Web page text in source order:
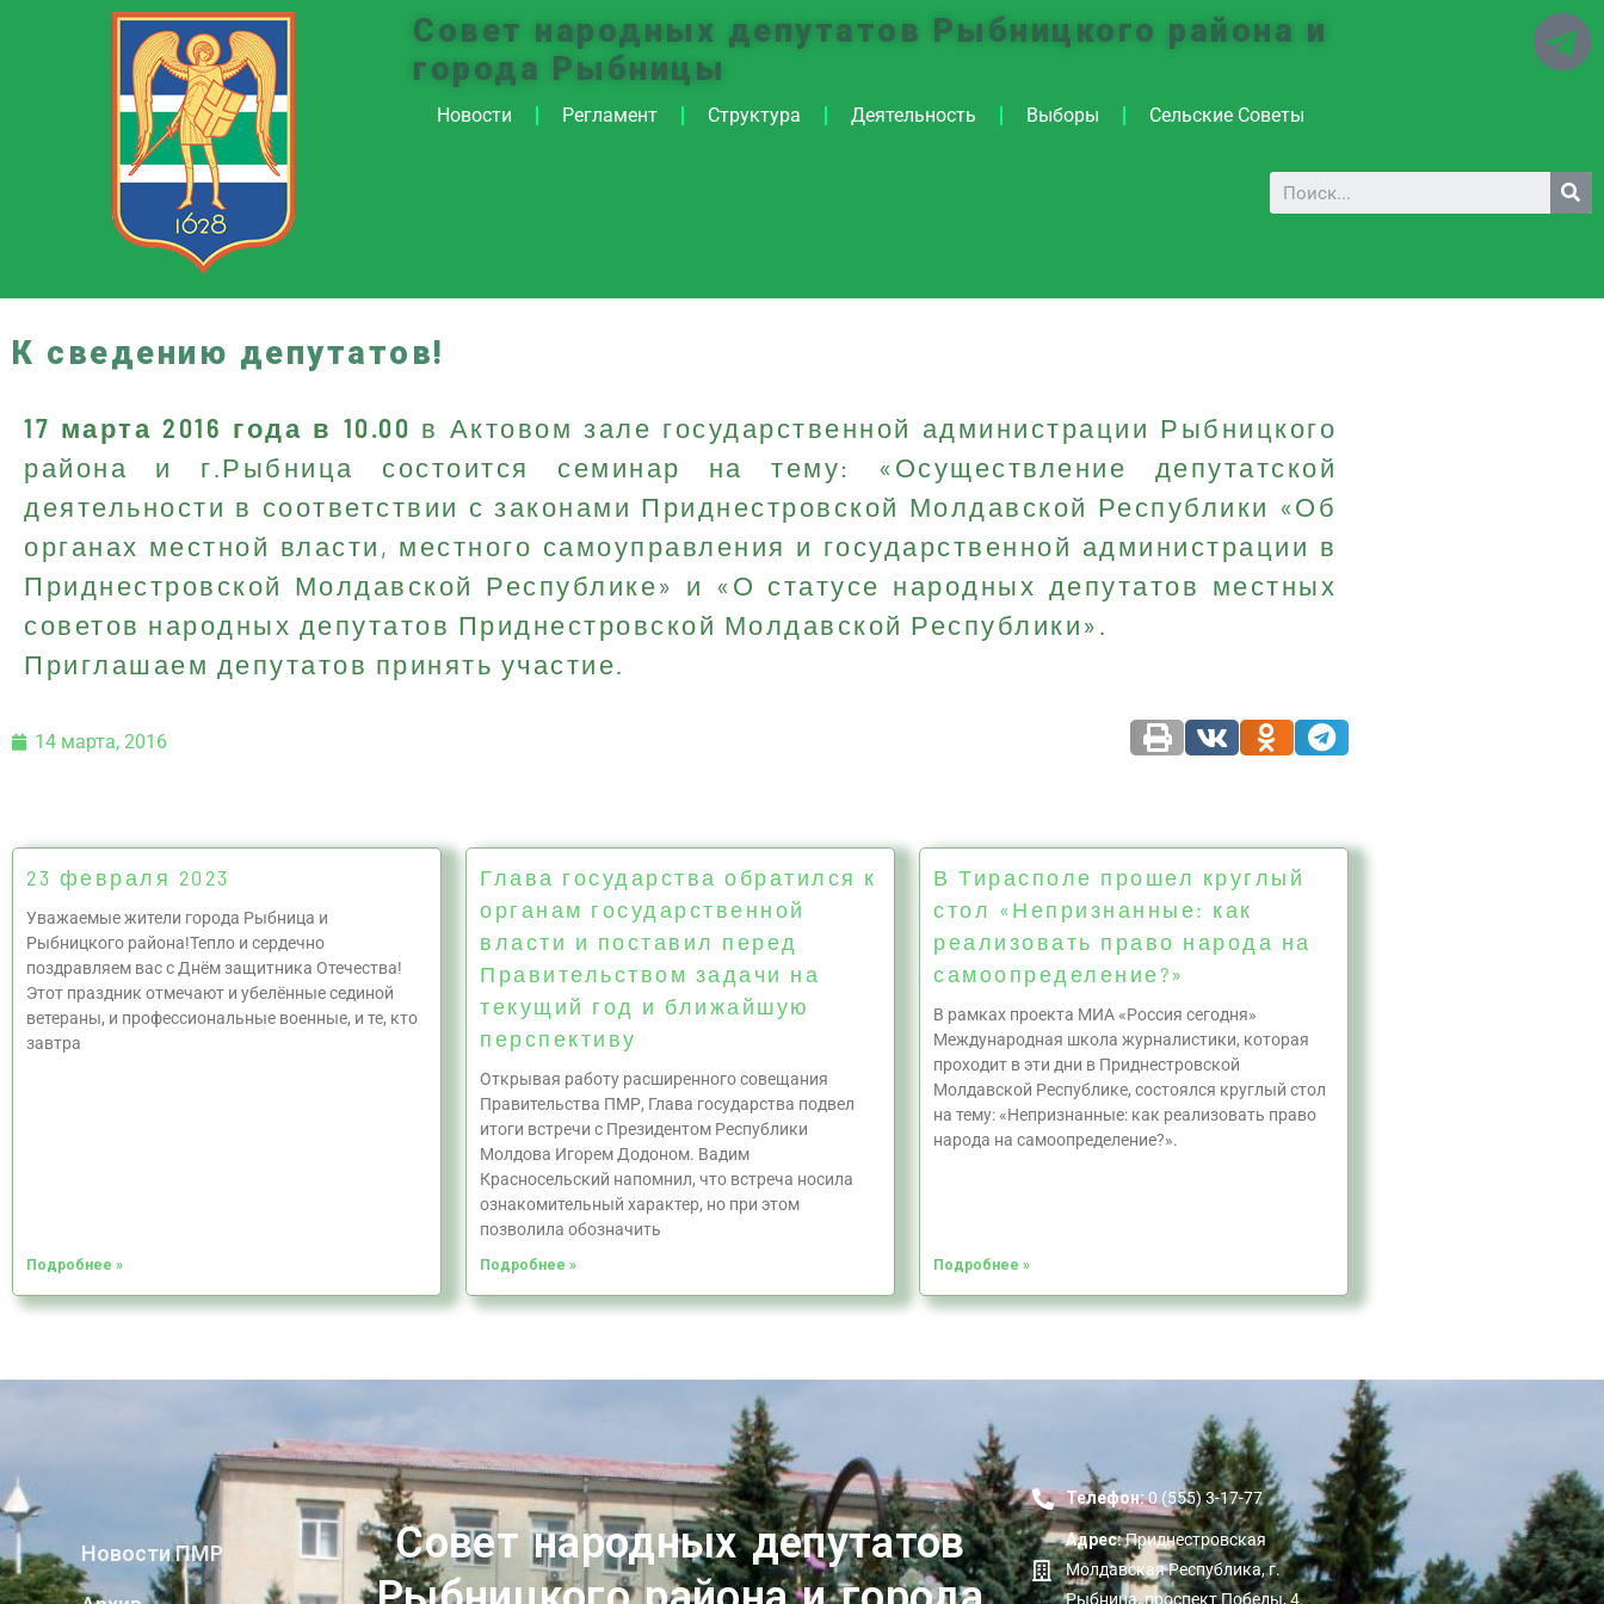
Совет народных депутатов Рыбницкого района и
города Рыбницы
Новости Регламент Структура Деятельность Выборы Сельские Советы
К сведению депутатов!
17 марта 2016 года в 10.00 в Актовом зале государственной администрации Рыбницкого
района и г.Рыбница состоится семинар на тему: «Осуществление депутатской
деятельности в соответствии с законами Приднестровской Молдавской Республики «Об
органах местной власти, местного самоуправления и государственной администрации в
Приднестровской Молдавской Республике» и «О статусе народных депутатов местных
советов народных депутатов Приднестровской Молдавской Республики».
Приглашаем депутатов принять участие.
14 марта, 2016
23 февраля 2023
Уважаемые жители города Рыбница и
Рыбницкого района!Тепло и сердечно
поздравляем вас с Днём защитника Отечества!
Этот праздник отмечают и убелённые сединой
ветераны, и профессиональные военные, и те, кто
завтра
Подробнее »
Глава государства обратился к
органам государственной
власти и поставил перед
Правительством задачи на
текущий год и ближайшую
перспективу
Открывая работу расширенного совещания
Правительства ПМР, Глава государства подвел
итоги встречи с Президентом Республики
Молдова Игорем Додоном. Вадим
Красносельский напомнил, что встреча носила
ознакомительный характер, но при этом
позволила обозначить
Подробнее »
В Тирасполе прошел круглый
стол «Непризнанные: как
реализовать право народа на
самоопределение?»
В рамках проекта МИА «Россия сегодня»
Международная школа журналистики, которая
проходит в эти дни в Приднестровской
Молдавской Республике, состоялся круглый стол
на тему: «Непризнанные: как реализовать право
народа на самоопределение?».
Подробнее »
Новости ПМР
Совет народных депутатов
Телефон:0 (555) 3-17-77
Адрес:Приднестровская
Молдавская Республика, г.
Рыбница, проспект Победы, 4.